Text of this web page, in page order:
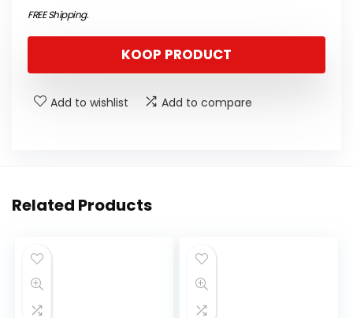
FREE Shipping.
KOOP PRODUCT
Add to wishlist Add to compare
Related Products